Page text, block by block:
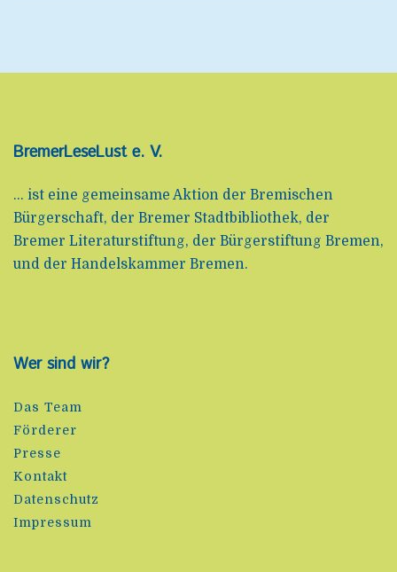
BremerLeseLust e. V.
... ist eine gemeinsame Aktion der Bremischen
Bürgerschaft, der Bremer Stadtbibliothek, der
Bremer Literaturstiftung, der Bürgerstiftung Bremen,
und der Handelskammer Bremen.
Wer sind wir?
Das Team
Förderer
Presse
Kontakt
Datenschutz
Impressum